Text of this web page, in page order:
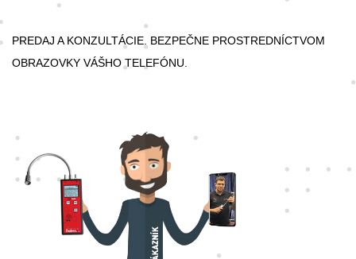
PREDAJ A KONZULTÁCIE. BEZPEČNE PROSTREDNÍCTVOM
OBRAZOVKY VÁŠHO TELEFÓNU.